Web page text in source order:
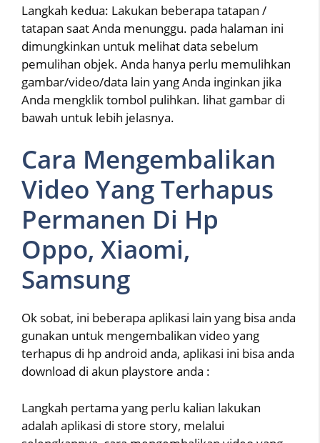
Langkah kedua: Lakukan beberapa tatapan /
tatapan saat Anda menunggu. pada halaman ini
dimungkinkan untuk melihat data sebelum
pemulihan objek. Anda hanya perlu memulihkan
gambar/video/data lain yang Anda inginkan jika
Anda mengklik tombol pulihkan. lihat gambar di
bawah untuk lebih jelasnya.
Cara Mengembalikan
Video Yang Terhapus
Permanen Di Hp
Oppo, Xiaomi,
Samsung
Ok sobat, ini beberapa aplikasi lain yang bisa anda
gunakan untuk mengembalikan video yang
terhapus di hp android anda, aplikasi ini bisa anda
download di akun playstore anda :
Langkah pertama yang perlu kalian lakukan
adalah aplikasi di store story, melalui